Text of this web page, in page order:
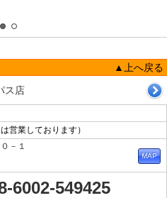
▲上へ戻る
ス店
営業しております）
－１
6002-549425